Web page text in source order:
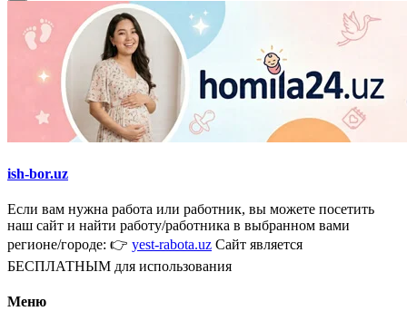
ish-bor.uz
Если вам нужна работа или работник, вы можете посетить
наш сайт и найти работу/работника в выбранном вами
регионе/городе: 👉 yest-rabota.uz Сайт является
БЕСПЛАТНЫМ для использования
Меню